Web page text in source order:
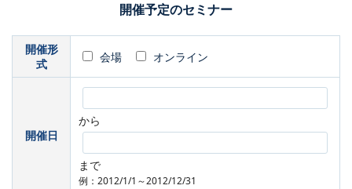
開催予定のセミナー
開催形
式
会場 オンライン
開催日
から
まで
例：2012/1/1～2012/12/31